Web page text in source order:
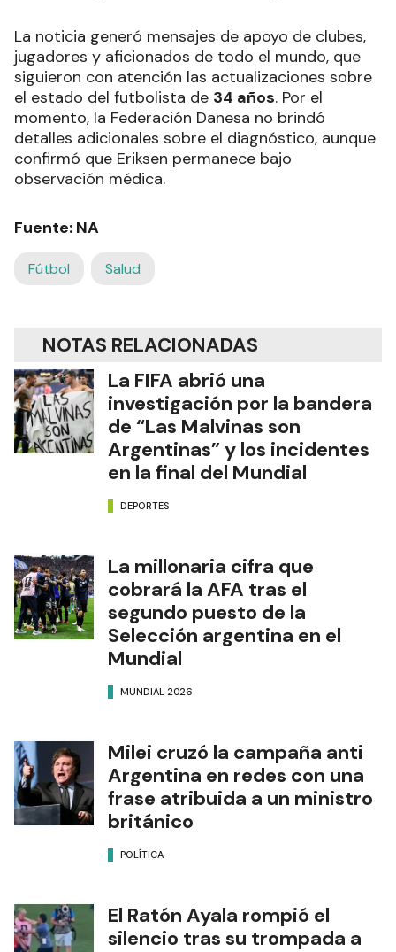
La noticia generó mensajes de apoyo de clubes,
jugadores y aficionados de todo el mundo, que
siguieron con atención las actualizaciones sobre
el estado del futbolista de 34 años. Por el
momento, la Federación Danesa no brindó
detalles adicionales sobre el diagnóstico, aunque
confirmó que Eriksen permanece bajo
observación médica.
Fuente: NA
Fútbol Salud
NOTAS RELACIONADAS
La FIFA abrió una
investigación por la bandera
de “Las Malvinas son
Argentinas” y los incidentes
en la final del Mundial
DEPORTES
La millonaria cifra que
cobrará la AFA tras el
segundo puesto de la
Selección argentina en el
Mundial
MUNDIAL 2026
Milei cruzó la campaña anti
Argentina en redes con una
frase atribuida a un ministro
británico
POLÍTICA
El Ratón Ayala rompió el
silencio tras su trompada a